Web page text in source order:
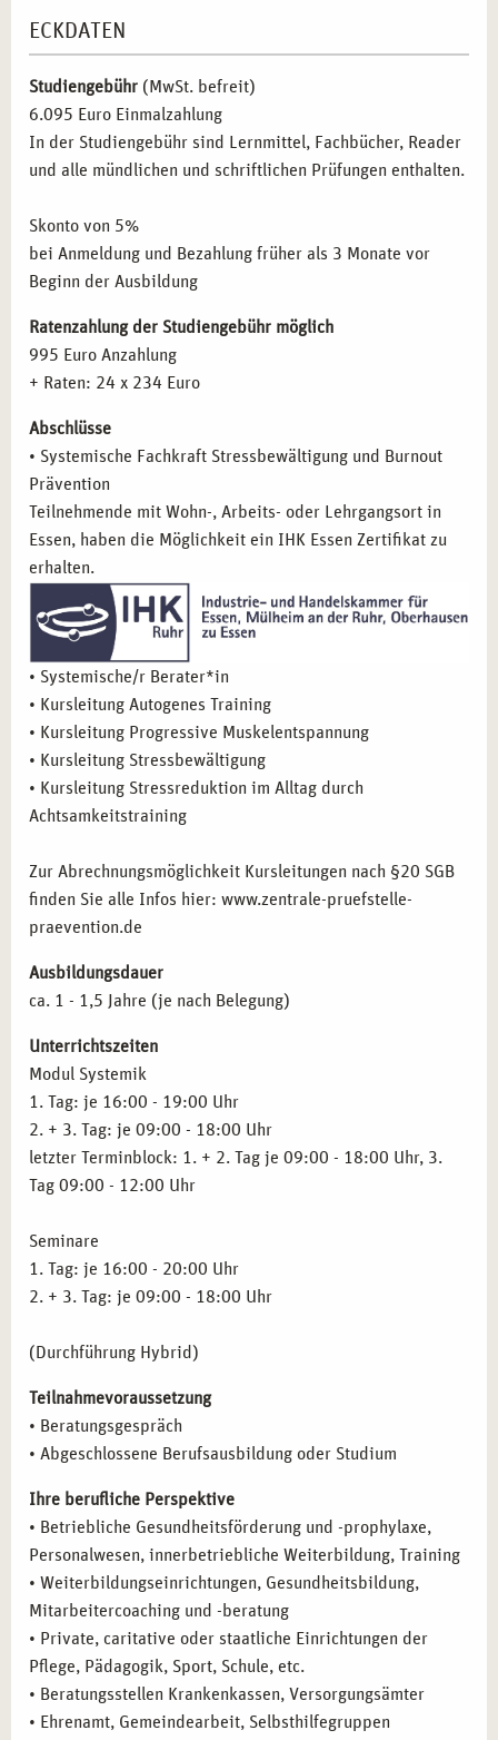
oder Schulen.
Gesundheitswesen:Arbeit in Kliniken, Praxen oder
sozialen Einrichtungen.
Gemeinwesenarbeit:Engagement in Projekten zur
Prävention und Gesundheitsförderung.
Nach erfolgreichem Abschluss der Ausbildung können Sie
folgende Qualifikationen erwerben:
Systemischer Fachberater für Stressbewältigung und
Burnout-Prävention
Kursleiter in Entspannungstechniken
Gesundheitsförderung
Setzen Sie auf eine zukunftssichere Karriere im
Gesundheitsbereich und starten Sie Ihre Ausbildung in
Stuttgart. Profitieren Sie von praxisnahen Inhalten,
flexiblen Lernmodellen und einem inspirierenden Standort,
der Ihnen zahlreiche berufliche Möglichkeiten bietet.
Inhalte der Fortbildung
Muskelentspannung
Inhalte der Fortbildung
Inhalte der Fortbildung Kursleitung Stressreduktion im
Alltag durch Achtsamkeitstraining
Inhalte der Fortbildung
ECKDATEN
Studiengebühr (MwSt. befreit)
6.095 Euro Einmalzahlung
In der Studiengebühr sind Lernmittel, Fachbücher, Reader
und alle mündlichen und schriftlichen Prüfungen enthalten.
Skonto von 5%
bei Anmeldung und Bezahlung früher als 3 Monate vor
Beginn der Ausbildung
Ratenzahlung der Studiengebühr möglich
995 Euro Anzahlung
+ Raten: 24 x 234 Euro
Abschlüsse
• Systemische Fachkraft Stressbewältigung und Burnout
Prävention
Teilnehmende mit Wohn-, Arbeits- oder Lehrgangsort in
Essen, haben die Möglichkeit ein IHK Essen Zertifikat zu
erhalten.
• Systemische/r Berater*in
• Kursleitung Autogenes Training
• Kursleitung Progressive Muskelentspannung
• Kursleitung Stressbewältigung
• Kursleitung Stressreduktion im Alltag durch
Achtsamkeitstraining
Zur Abrechnungsmöglichkeit Kursleitungen nach §20 SGB
finden Sie alle Infos hier: www.zentrale-pruefstelle-
praevention.de
Ausbildungsdauer
ca. 1 - 1,5 Jahre (je nach Belegung)
Unterrichtszeiten
Modul Systemik
1. Tag: je 16:00 - 19:00 Uhr
2. + 3. Tag: je 09:00 - 18:00 Uhr
letzter Terminblock: 1. + 2. Tag je 09:00 - 18:00 Uhr, 3.
Tag 09:00 - 12:00 Uhr
Seminare
1. Tag: je 16:00 - 20:00 Uhr
2. + 3. Tag: je 09:00 - 18:00 Uhr
(Durchführung Hybrid)
Teilnahmevoraussetzung
• Beratungsgespräch
• Abgeschlossene Berufsausbildung oder Studium
Ihre berufliche Perspektive
• Betriebliche Gesundheitsförderung und -prophylaxe,
Personalwesen, innerbetriebliche Weiterbildung, Training
• Weiterbildungseinrichtungen, Gesundheitsbildung,
Mitarbeitercoaching und -beratung
• Private, caritative oder staatliche Einrichtungen der
Pflege, Pädagogik, Sport, Schule, etc.
• Beratungsstellen Krankenkassen, Versorgungsämter
• Ehrenamt, Gemeindearbeit, Selbsthilfegruppen